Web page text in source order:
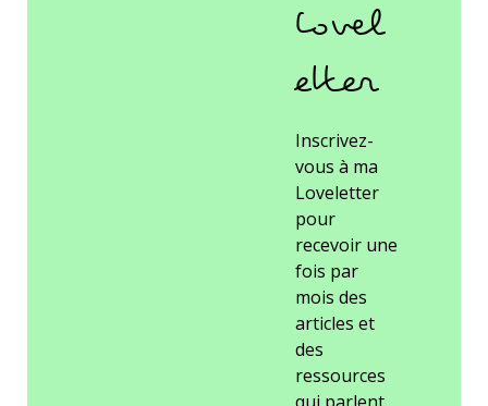
Lovel
etter
Inscrivez-
vous à ma
Loveletter
pour
recevoir une
fois par
mois des
articles et
des
ressources